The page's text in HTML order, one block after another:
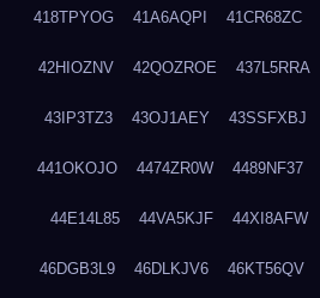
418TPYOG 41A6AQPI 41CR68ZC
42HIOZNV 42QOZROE 437L5RRA
43IP3TZ3 43OJ1AEY 43SSFXBJ
441OKOJO 4474ZR0W 4489NF37
44E14L85 44VA5KJF 44XI8AFW
46DGB3L9 46DLKJV6 46KT56QV